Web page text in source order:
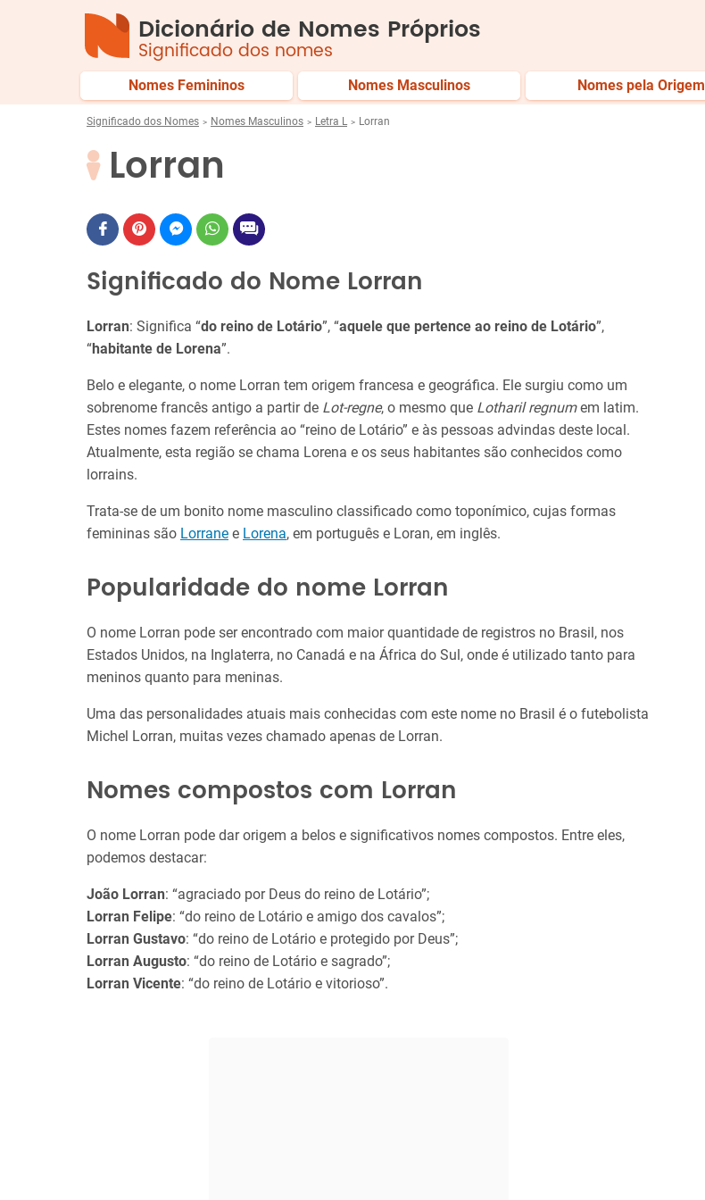
Dicionário de Nomes Próprios
Significado dos nomes
Nomes Femininos Nomes Masculinos Nomes pela Origem
Significado dos Nomes Nomes Masculinos Letra L Lorran
Lorran
Significado do Nome Lorran
Lorran: Significa “do reino de Lotário”, “aquele que pertence ao reino de Lotário”,
“habitante de Lorena”.
Belo e elegante, o nome Lorran tem origem francesa e geográfica. Ele surgiu como um
sobrenome francês antigo a partir de Lot-regne, o mesmo que Lotharil regnumem latim.
Estes nomes fazem referência ao “reino de Lotário” e às pessoas advindas deste local.
Atualmente, esta região se chama Lorena e os seus habitantes são conhecidos como
lorrains.
Trata-se de um bonito nome masculino classificado como toponímico, cujas formas
femininas são Lorrane e Lorena, em português e Loran, em inglês.
Popularidade do nome Lorran
O nome Lorran pode ser encontrado com maior quantidade de registros no Brasil, nos
Estados Unidos, na Inglaterra, no Canadá e na África do Sul, onde é utilizado tanto para
meninos quanto para meninas.
Uma das personalidades atuais mais conhecidas com este nome no Brasil é o futebolista
Michel Lorran, muitas vezes chamado apenas de Lorran.
Nomes compostos com Lorran
O nome Lorran pode dar origem a belos e significativos nomes compostos. Entre eles,
podemos destacar:
João Lorran: “agraciado por Deus do reino de Lotário”;
Lorran Felipe: “do reino de Lotário e amigo dos cavalos”;
Lorran Gustavo: “do reino de Lotário e protegido por Deus”;
Lorran Augusto: “do reino de Lotário e sagrado”;
Lorran Vicente: “do reino de Lotário e vitorioso”.